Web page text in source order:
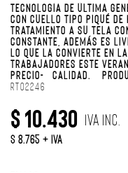
TECNOLOGÍA DE ÚLTIMA
CON CUELLO TIPO PIQUÉ
TRATAMIENTO A SU TELA
CONSTANTE, ADEMÁS ES
LO QUE LA CONVIERTE EN
TRABAJADORES ESTE
PRECIO- CALIDAD.
RT02246
$ 10.430 IVA Inc.
$ 8.765 + IVA